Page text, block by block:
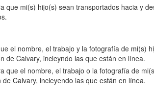
que mi(s) hijo(s) sean transportados hacia y
el nombre, el trabajo y la fotografía de mi(s)
de Calvary, incleyndo las que están en línea.
que el nombre, el trabajo o la fotografía de
de Calvary, incleyendo las que están en línea.